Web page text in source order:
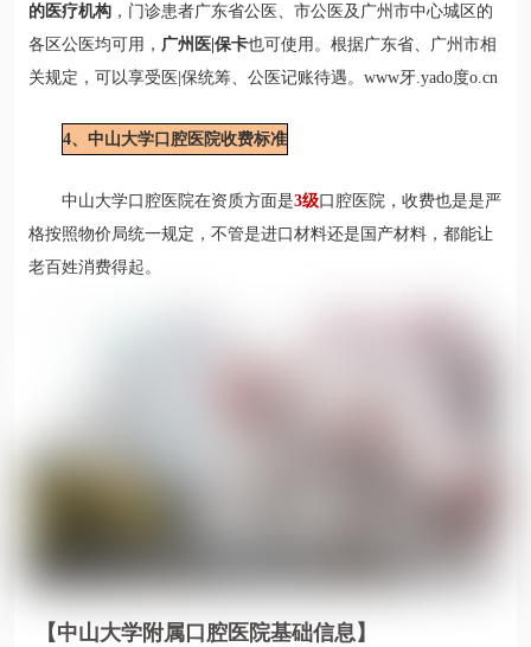
的医疗机构 ，门诊患者广东省公医、市公医及广州市中心城区的
各区公医均可用， 广州医|保卡也可使用。根据广东省、广州市相
关规定，可以享受医|保统筹、公医记账待遇。www牙.yado度o.cn
4、中山大学口腔医院收费标准
中山大学口腔医院在资质方面是3级口腔医院，收费也是是严
格按照物价局统一规定，不管是进口材料还是国产材料，都能让
老百姓消费得起。
【中山大学附属口腔医院基础信息】